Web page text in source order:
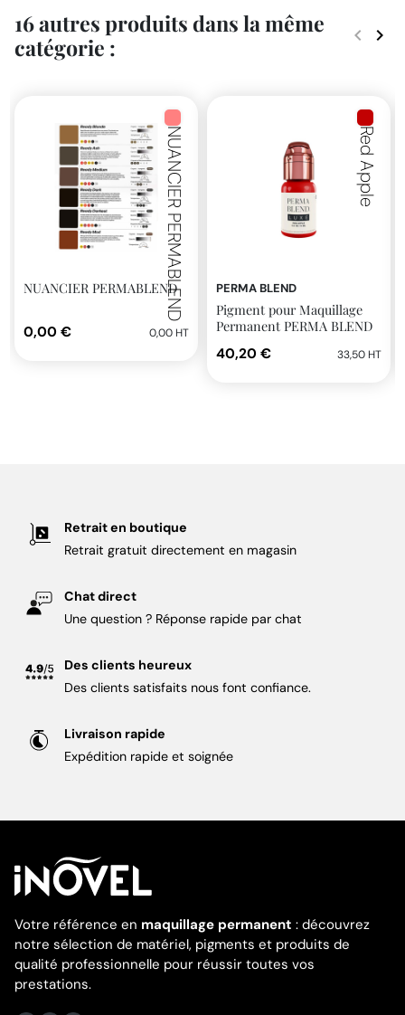
16 autres produits dans la même
catégorie :
keyboard_arrow_left keyboard_arrow_right
NUANCIER PERMABLEND
NUANCIER PERMABLEND
0,00 € 0,00 HT
Red Apple
PERMA BLEND
Pigment pour Maquillage
Permanent PERMA BLEND
40,20 € 33,50 HT
Retrait en boutique
Retrait gratuit directement en magasin
Chat direct
Une question ? Réponse rapide par chat
Des clients heureux
Des clients satisfaits nous font confiance.
Livraison rapide
Expédition rapide et soignée
Votre référence en maquillage permanent : découvrez
notre sélection de matériel, pigments et produits de
qualité professionnelle pour réussir toutes vos
prestations.